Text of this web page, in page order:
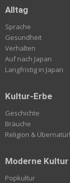
Alltag
Sprache
Gesundheit
Verhalten
Auf nach Japan
Langfristig in Japan
Kultur-Erbe
Geschichte
Bräuche
Religion &
Moderne Kultur
Popkultur